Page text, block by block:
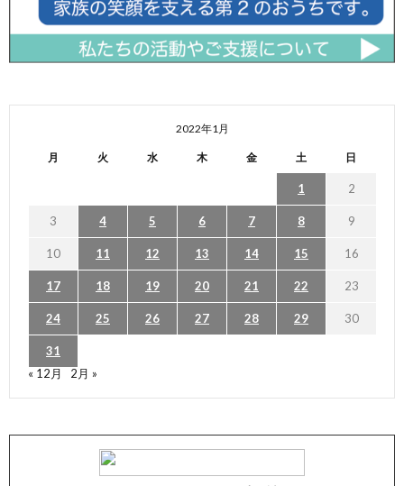
2022年1月
月 火 水 木 金 土 日
1 2
3 4 5 6 7 8 9
10 11 12 13 14 15 16
17 18 19 20 21 22 23
24 25 26 27 28 29 30
31
« 12月
2月 »